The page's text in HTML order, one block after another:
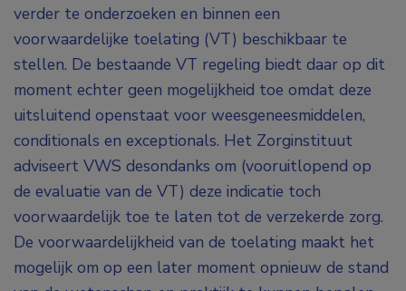
verder te onderzoeken en binnen een
voorwaardelijke toelating (VT) beschikbaar te
stellen. De bestaande VT regeling biedt daar op dit
moment echter geen mogelijkheid toe omdat deze
uitsluitend openstaat voor weesgeneesmiddelen,
conditionals en exceptionals. Het Zorginstituut
adviseert VWS desondanks om (vooruitlopend op
de evaluatie van de VT) deze indicatie toch
voorwaardelijk toe te laten tot de verzekerde zorg.
De voorwaardelijkheid van de toelating maakt het
mogelijk om op een later moment opnieuw de stand